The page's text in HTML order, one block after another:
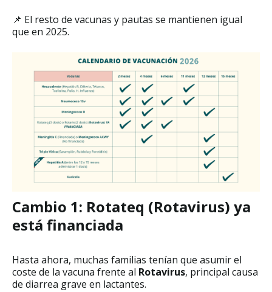
📌 El resto de vacunas y pautas se mantienen igual
que en 2025.
Cambio 1: Rotateq (Rotavirus) ya
está financiada
Hasta ahora, muchas familias tenían que asumir el
coste de la vacuna frente al Rotavirus, principal causa
de diarrea grave en lactantes.